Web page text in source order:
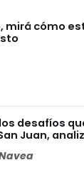
mirá cómo
los desafíos
Juan,